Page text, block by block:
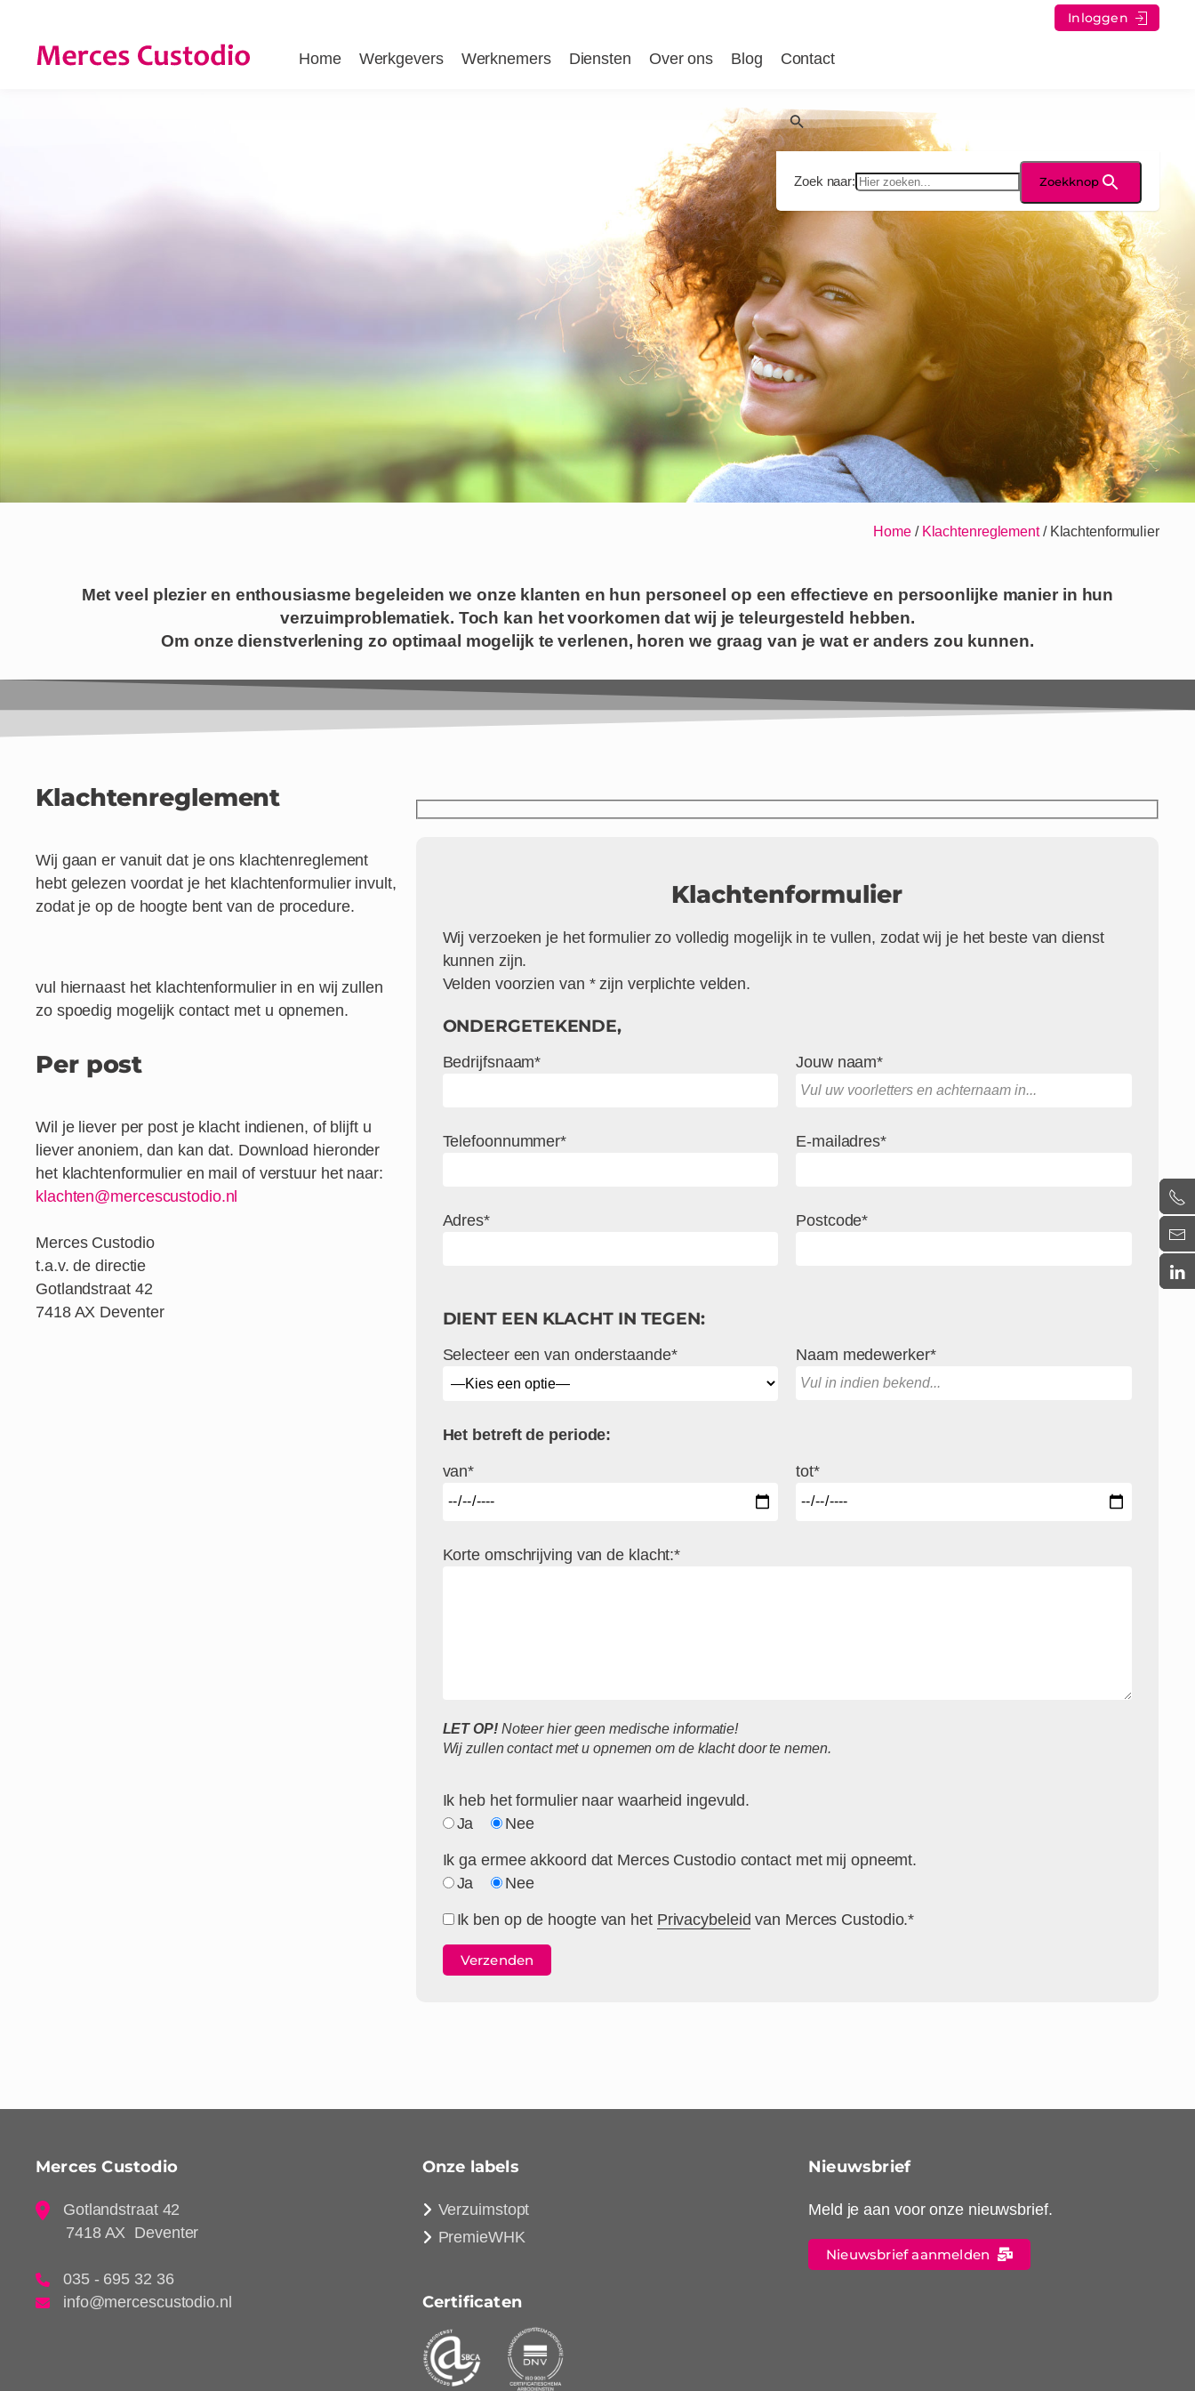
Inloggen
Home Werkgevers Werknemers Diensten Over ons Blog Contact
Zoek naar: Zoekknop
Home/ Klachtenreglement/ Klachtenformulier
Met veel plezier en enthousiasme begeleiden we onze klanten en hun personeel op een effectieve en persoonlijke manier in hun
verzuimproblematiek. Toch kan het voorkomen dat wij je teleurgesteld hebben.
Om onze dienstverlening zo optimaal mogelijk te verlenen, horen we graag van je wat er anders zou kunnen.
Klachtenreglement
Wij gaan er vanuit dat je ons klachtenreglement
hebt gelezen voordat je het klachtenformulier invult,
zodat je op de hoogte bent van de procedure.
vul hiernaast het klachtenformulier in en wij zullen
zo spoedig mogelijk contact met u opnemen.
Per post
Wil je liever per post je klacht indienen, of blijft u
liever anoniem, dan kan dat. Download hieronder
het klachtenformulier en mail of verstuur het naar:
klachten@mercescustodio.nl
Merces Custodio
t.a.v. de directie
Gotlandstraat 42
7418 AX Deventer
Klachtenformulier
Wij verzoeken je het formulier zo volledig mogelijk in te vullen, zodat wij je het beste van dienst
kunnen zijn.
Velden voorzien van * zijn verplichte velden.
ONDERGETEKENDE,
Bedrijfsnaam* Jouw naam*
Telefoonnummer* E-mailadres*
Adres* Postcode*
DIENT EEN KLACHT IN TEGEN:
Selecteer een van onderstaande* Naam medewerker*
Het betreft de periode:
van* tot*
Korte omschrijving van de klacht:*
Gelieve
dit
leeg
te
Gelieve
dit
leeg
te
LET OP!Noteer hier geen medische informatie!
Wij zullen contact met u opnemen om de klacht door te nemen.
Ik heb het formulier naar waarheid ingevuld.
Ja
Nee
Ik ga ermee akkoord dat Merces Custodio contact met mij opneemt.
Ja
Nee
Ik ben op de hoogte van het Privacybeleid van Merces Custodio.*
Merces Custodio
Gotlandstraat 42
7418 AX Deventer
035 - 695 32 36
info@mercescustodio.nl
Onze labels
Verzuimstopt
PremieWHK
Certificaten
Nieuwsbrief
Meld je aan voor onze nieuwsbrief.
Nieuwsbrief aanmelden